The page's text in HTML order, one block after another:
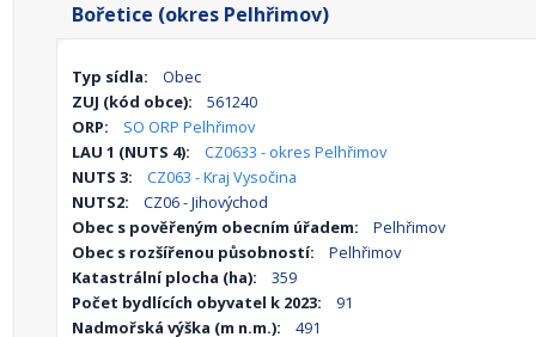
Bořetice (okres Pelhřimov)
Typ sídla:
Obec
ZUJ (kód obce):
561240
ORP:
SO ORP Pelhřimov
LAU 1 (NUTS 4):
CZ0633 - okres Pelhřimov
NUTS 3:
CZ063 - Kraj Vysočina
NUTS2:
CZ06 - Jihovýchod
Obec s pověřeným obecním úřadem:
Pelhřimov
Obec s rozšířenou působností:
Pelhřimov
Katastrální plocha (ha):
359
Počet bydlících obyvatel k 2023:
91
Nadmořská výška (m n.m.):
491